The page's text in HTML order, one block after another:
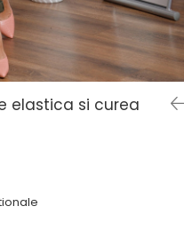
elastica si curea